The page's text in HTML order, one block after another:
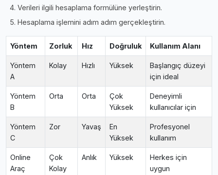
Verileri ilgili hesaplama formülüne yerleştirin.
Hesaplama işlemini adım adım gerçekleştirin.
Yöntem Zorluk Hız Doğruluk Kullanım Alanı
Yöntem
A
Kolay Hızlı Yüksek
Başlangıç düzeyi
için ideal
Yöntem
B
Orta Orta
Çok
Yüksek
Deneyimli
kullanıcılar için
Yöntem
C
Zor Yavaş
En
Yüksek
Profesyonel
kullanım
Online
Araç
Çok
Kolay
Anlık Yüksek
Herkes için
uygun